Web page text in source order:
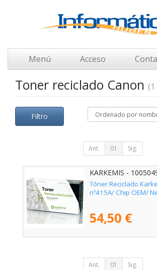
Menú Acceso
Toner reciclado Canon (1
Filtro
Ant. 01 Sig.
KARKEMIS -
Tóner Reciclado
nº415A/ Chip OEM/
54,50 €
Ant. 01 Sig.